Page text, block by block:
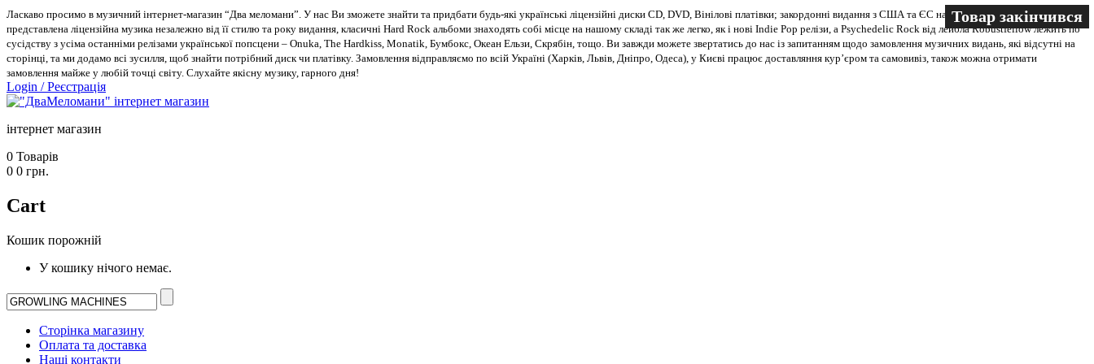
Ласкаво просимо в музичний інтернет-магазин “Два меломани”. У нас Ви зможете знайти та придбати будь-які українські ліцензійні диски CD, DVD, Вінілові платівки; закордонні видання з США та ЄС на всіх носіях. В магазині
представлена ліцензійна музика незалежно від її стилю та року видання, класичні Hard Rock альбоми знаходять собі місце на нашому складі так же легко, як і нові Indie Pop релізи, а Psychedelic Rock від лейбла Robustfellow лежить по
сусідству з усіма останніми релізами української попсцени – Onuka, The Hardkiss, Monatik, Бумбокс, Океан Ельзи, Скрябін, тощо. Ви завжди можете звертатись до нас із запитанням щодо замовлення музичних видань, які відсутні на
сторінці, та ми додамо всі зусилля, щоб знайти потрібний диск чи платівку. Замовлення відправляємо по всій Україні (Харків, Львів, Дніпро, Одеса), у Києві працює доставляння кур’єром та самовивіз, також можна отримати
замовлення майже у любій точці світу. Слухайте якісну музику, гарного дня!
Login /Реєстрація
інтернет магазин
0 Товарів
0 0 грн.
Cart
Кошик порожній
У кошику нічого немає.
Сторінка магазину
Оплата та доставка
Наші контакти
Товар закінчився
Товар закінчився
Товар закінчився